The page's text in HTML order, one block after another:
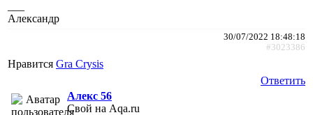
Александр
30/07/2022 18:48:18
#3023386
Нравится Gra Crysis
Ответить
Алекс 56
Свой на Aqa.ru